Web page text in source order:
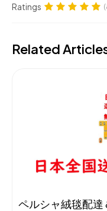
Ratings
Related
ペルシャ絨毯配達